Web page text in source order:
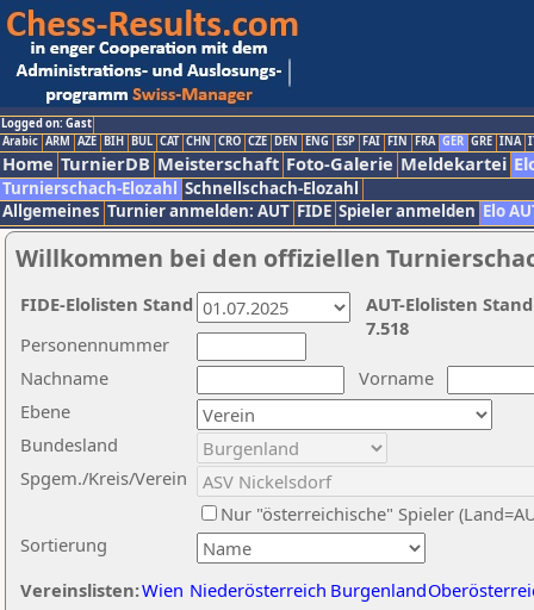
Logged on: Gast
Arabic ARM AZE BIH BUL CAT CHN CRO CZE DEN ENG ESP FAI FIN FRA GER GRE INA
Home TurnierDB Meisterschaft Foto-Galerie Meldekartei
Turnierschach-Elozahl Schnellschach-Elozahl
Allgemeines Turnier anmelden: AUT FIDE Spieler anmelden Elo
Willkommen bei den offiziellen
Nachname
Vorname
Ebene
Sortierung
Personennummer
Bundesland
Spgem./Kreis/Verein
Nur "österreichische" Spieler
Vereinslisten:Wien Niederösterreich Burgenland
AUT-Elolisten
7.518
FIDE-Elolisten Stand